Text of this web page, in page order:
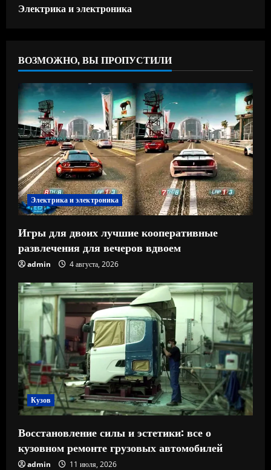
Электрика и электроника
ВОЗМОЖНО, ВЫ ПРОПУСТИЛИ
Электрика и электроника
Игры для двоих лучшие кооперативные
развлечения для вечеров вдвоем
admin 4 августа, 2026
Кузов
Восстановление силы и эстетики: все о
кузовном ремонте грузовых автомобилей
admin 11 июля, 2026